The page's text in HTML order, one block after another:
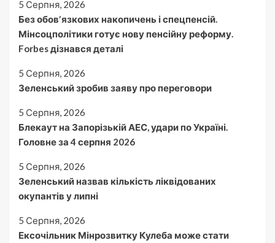
5 Серпня, 2026
Без обовʼязкових накопичень і спецпенсій.
Мінсоцполітики готує нову пенсійну реформу.
Forbes дізнався деталі
5 Серпня, 2026
Зеленський зробив заяву про переговори
5 Серпня, 2026
Блекаут на Запорізькій АЕС, удари по Україні.
Головне за 4 серпня 2026
5 Серпня, 2026
Зеленський назвав кількість ліквідованих
окупантів у липні
5 Серпня, 2026
Ексочільник Мінрозвитку Кулеба може стати